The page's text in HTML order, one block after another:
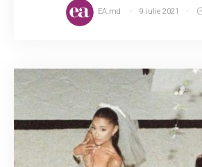
EA.md 9 iulie 2021